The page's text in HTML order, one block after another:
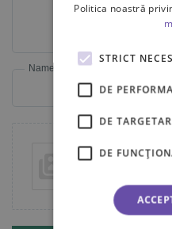
Name
Politica noastră
STRICT
DE
DE
DE